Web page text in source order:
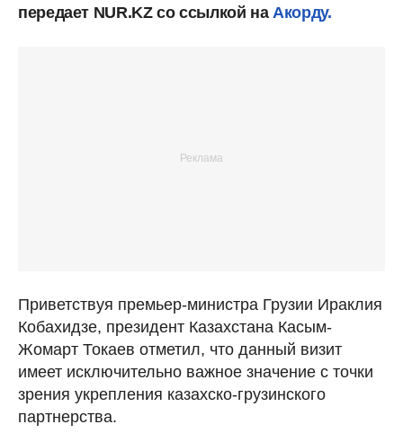
передает NUR.KZ со ссылкой наАкорду.
Приветствуя премьер-министра Грузии Ираклия
Кобахидзе, президент Казахстана Касым-
Жомарт Токаев отметил, что данный визит
имеет исключительно важное значение с точки
зрения укрепления казахско-грузинского
партнерства.